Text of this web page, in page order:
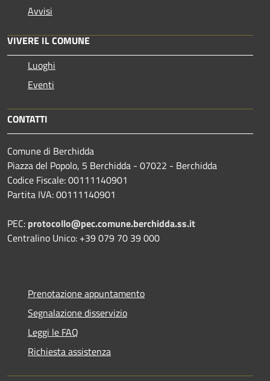
Avvisi
VIVERE IL COMUNE
Luoghi
Eventi
CONTATTI
Comune di Berchidda
Piazza del Popolo, 5 Berchidda - 07022 - Berchidda
Codice Fiscale: 00111140901
Partita IVA: 00111140901
PEC: protocollo@pec.comune.berchidda.ss.it
Centralino Unico: +39 079 70 39 000
Prenotazione appuntamento
Segnalazione disservizio
Leggi le FAQ
Richiesta assistenza